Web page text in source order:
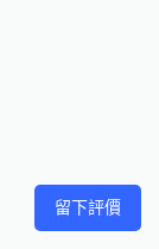
留下評價